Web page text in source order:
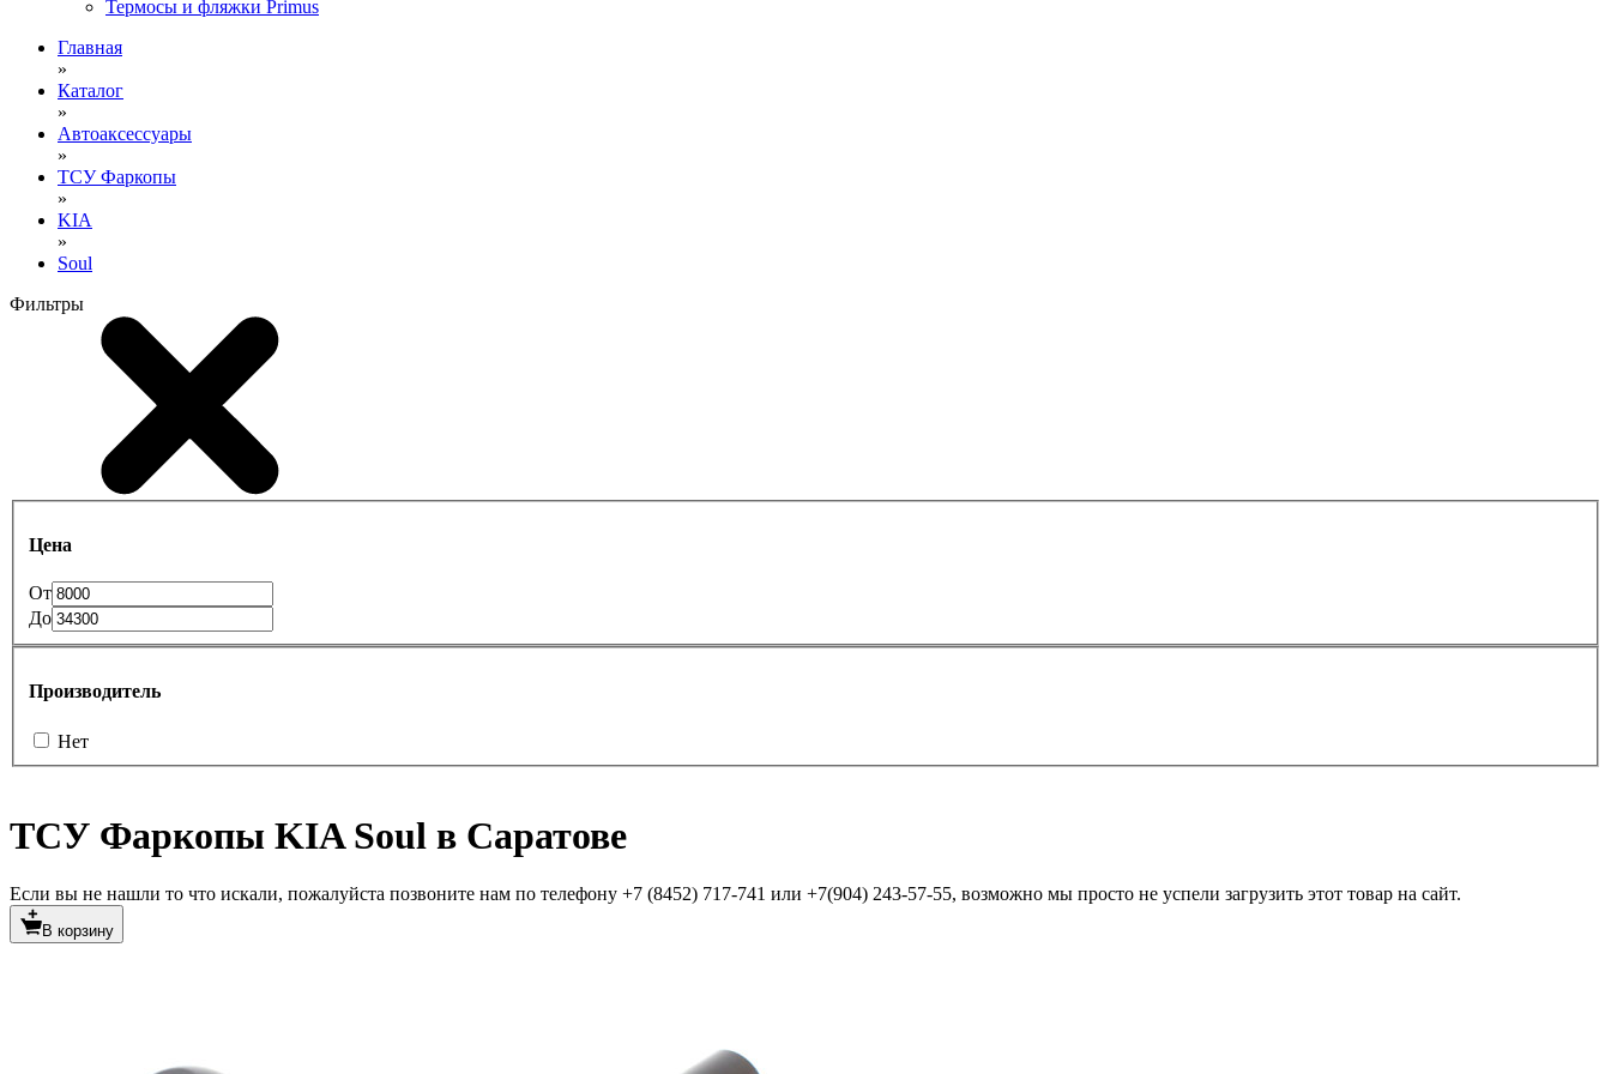
Термосы и фляжки Primus
Главная
»
Каталог
»
Автоаксессуары
»
ТСУ Фаркопы
»
KIA
»
Soul
Фильтры
Цена
От
До
Производитель
Нет
ТСУ Фаркопы KIA Soul в Саратове
Если вы не нашли то что искали, пожалуйста позвоните нам по телефону +7 (8452) 717-741 или +7(904) 243-57-55, возможно мы просто не успели загрузить этот товар на сайт.
В корзину